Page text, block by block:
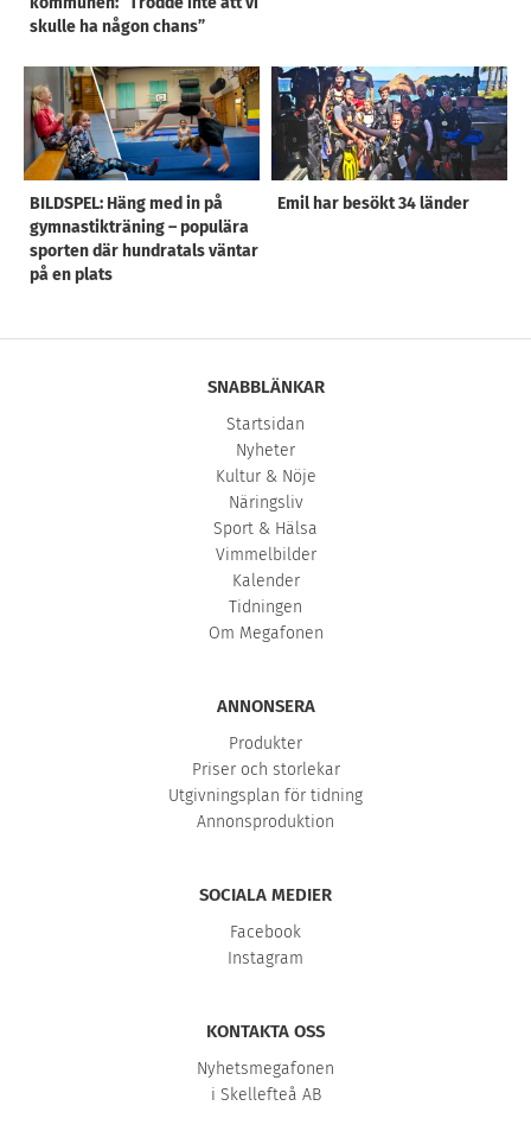
skulle ha någon chans”
BILDSPEL: Häng med in på
gymnastikträning – populära
sporten där hundratals väntar
på en plats
Emil har besökt 34 länder
SNABBLÄNKAR
Startsidan
Nyheter
Kultur & Nöje
Näringsliv
Sport & Hälsa
Vimmelbilder
Kalender
Tidningen
Om Megafonen
ANNONSERA
Produkter
Priser och storlekar
Utgivningsplan för tidning
Annonsproduktion
SOCIALA MEDIER
Facebook
Instagram
KONTAKTA OSS
Nyhetsmegafonen
i Skellefteå AB